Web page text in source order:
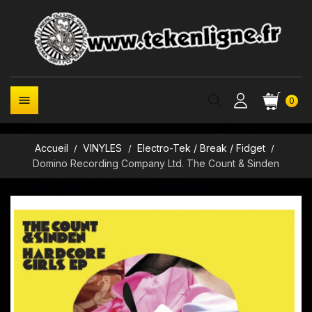
0

Accueil VINYLES
Electro-Tek / Break / Fidget
Domino Recording Company Ltd. The Count & Sinden